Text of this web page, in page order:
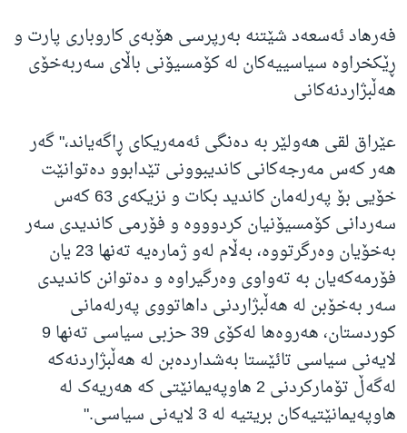
فەرهاد ئەسعەد شێتنە بەرپرسی هۆبەی کاروباری پارت و
ڕێکخراوە سیاسییەکان لە کۆمسیۆنی باڵای سەربەخۆی
هەڵبژاردنەکانی
عێراق لقی هەولێر بە دەنگی ئەمەریکای ڕاگەیاند،" گەر
هەر کەس مەرجەکانی کاندیبوونی تێدابوو دەتوانێت
خۆیی بۆ پەرلەمان کاندید بکات و نزیکەی 63 کەس
سەردانی کۆمسیۆنیان کردوووە و فۆرمی کاندیدی سەر
بەخۆیان وەرگرتووە، بەڵام لەو ژمارەیە تەنها 23 یان
فۆرمەکەیان بە تەواوی وەرگیراوە و دەتوانن کاندیدی
سەر بەخۆبن لە هەڵبژاردنی داهاتووی پەرلەمانی
کوردستان، هەروەها لەکۆی 39 حزبی سیاسی تەنها 9
لایەنی سیاسی تائێستا بەشداردەبن لە هەڵبژاردنەکە
لەگەڵ تۆمارکردنی 2 هاوپەیمانێتی کە هەریەک لە
هاوپەیمانێتیەکان بریتیە لە 3 لایەنی سیاسی."